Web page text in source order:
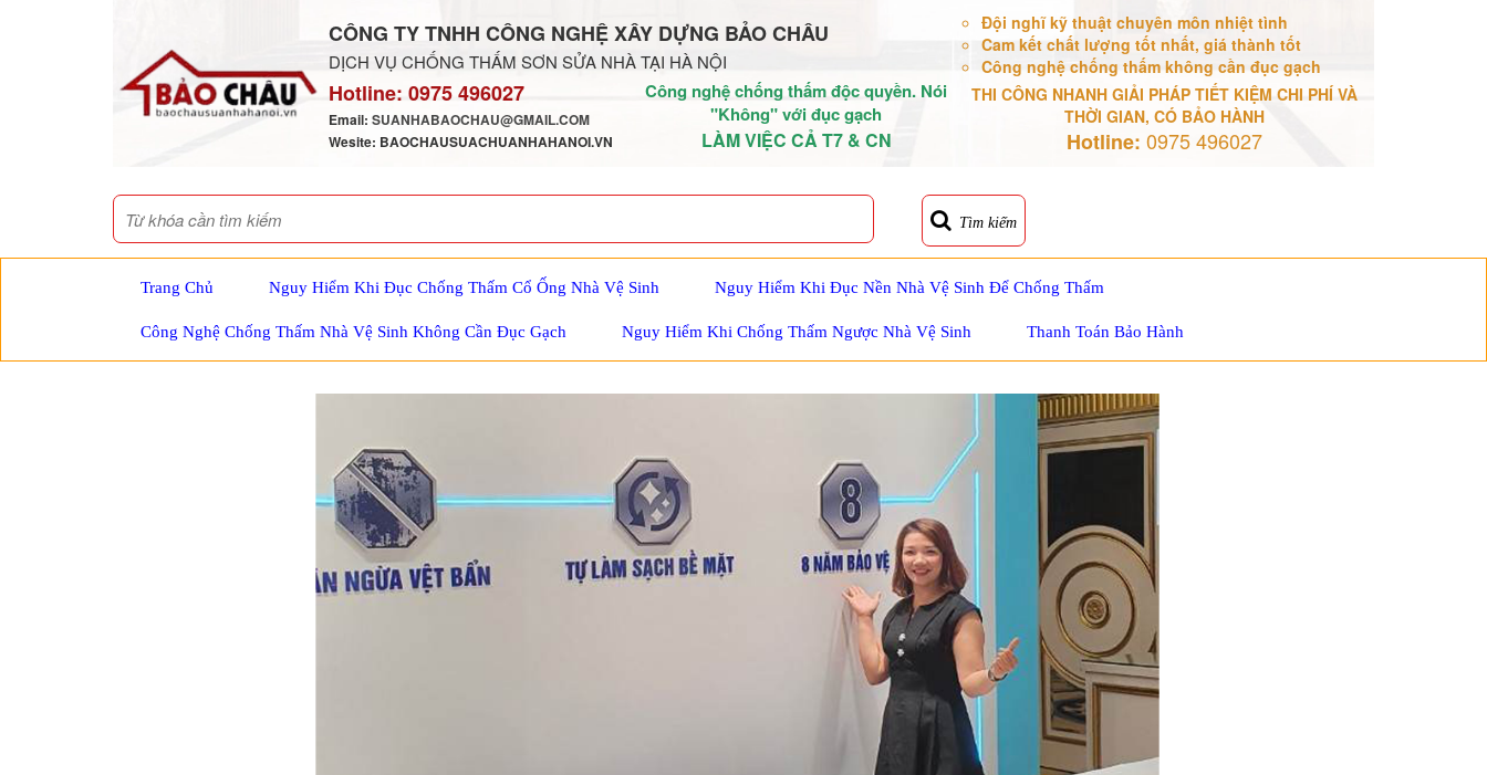
CÔNG TY TNHH CÔNG NGHỆ XÂY DỰNG BẢO CHÂU
DỊCH VỤ CHỐNG THẤM SƠN SỬA NHÀ TẠI HÀ NỘI
Hotline: 0975 496027
Email: SUANHABAOCHAU@GMAIL.COM
Wesite: BAOCHAUSUACHUANHAHANOI.VN
Công nghệ chống thấm độc quyền. Nói
"Không" với đục gạch
LÀM VIỆC CẢ T7 & CN
Đội nghĩ kỹ thuật chuyên môn nhiệt tình
Cam kết chất lượng tốt nhất, giá thành tốt
Công nghệ chống thấm không cần đục gạch
THI CÔNG NHANH GIẢI PHÁP TIẾT KIỆM CHI PHÍ VÀ
THỜI GIAN, CÓ BẢO HÀNH
Hotline: 0975 496027
Tìm kiếm
Trang Chủ Nguy Hiểm Khi Đục Chống Thấm Cổ Ống Nhà Vệ Sinh Nguy Hiểm Khi Đục Nền Nhà Vệ Sinh Để Chống Thấm
Công Nghệ Chống Thấm Nhà Vệ Sinh Không Cần Đục Gạch Nguy Hiểm Khi Chống Thấm Ngược Nhà Vệ Sinh Thanh Toán Bảo Hành